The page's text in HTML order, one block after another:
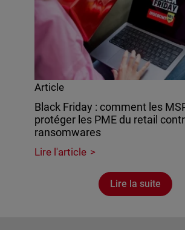
Article
Black Friday : comment les
protéger les PME du retail
ransomwares
Lire l'article
Lire la suite